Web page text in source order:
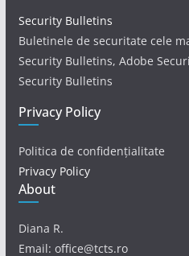
Security Bulletins
Buletinele de securitate cele
Security Bulletins, Adobe
Security Bulletins
Privacy Policy
Politica de confidențialitate
Privacy Policy
About
Diana R.
Email: office@tcts.ro